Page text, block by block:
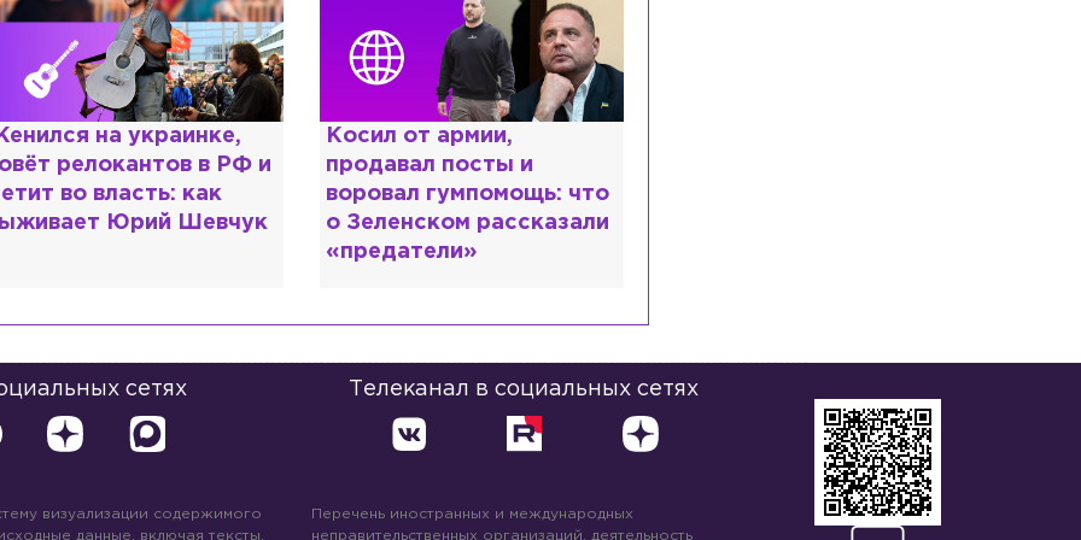
на украинке,
релокантов в РФ и
во власть: как
Юрий Шевчук
Косил от армии,
продавал посты и
воровал гумпомощь: что
о Зеленском рассказали
«предатели»
сетях Телеканал в социальных сетях
визуализации содержимого
данные, включая тексты,
Перечень иностранных и международных
неправительственных организаций, деятельность